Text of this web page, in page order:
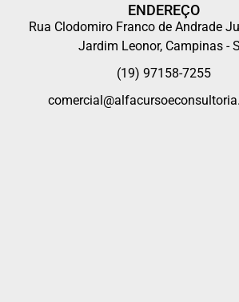
ENDEREÇO
Rua Clodomiro Franco de Andrade
Jardim Leonor, Campinas -
(19) 97158-7255